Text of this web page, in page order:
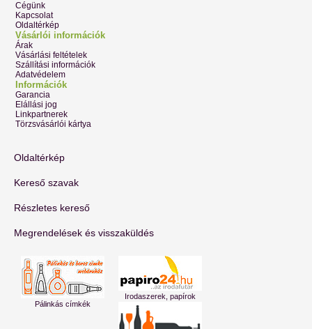
Cégünk
Kapcsolat
Oldaltérkép
Vásárlói információk
Árak
Vásárlási feltételek
Szállítási információk
Adatvédelem
Információk
Garancia
Elállási jog
Linkpartnerek
Törzsvásárlói kártya
Oldaltérkép
Kereső szavak
Részletes kereső
Megrendelések és visszaküldés
Pálinkás címkék
Irodaszerek, papírok